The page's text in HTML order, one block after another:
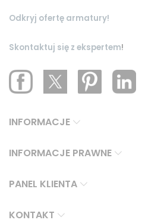
Odkryj ofertę armatury!
Skontaktuj się z ekspertem!
INFORMACJE
INFORMACJE PRAWNE
PANEL KLIENTA
KONTAKT